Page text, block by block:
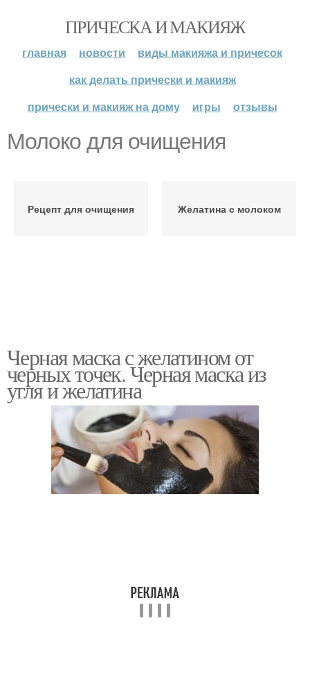
ПРИЧЕСКА И МАКИЯЖ
главная новости
виды макияжа и причесок
как делать прически и макияж
прически и макияж на дому
игры отзывы
Молоко для очищения
Рецепт для очищения Желатина с молоком
Черная маска с желатином от
черных точек. Черная маска из
угля и желатина